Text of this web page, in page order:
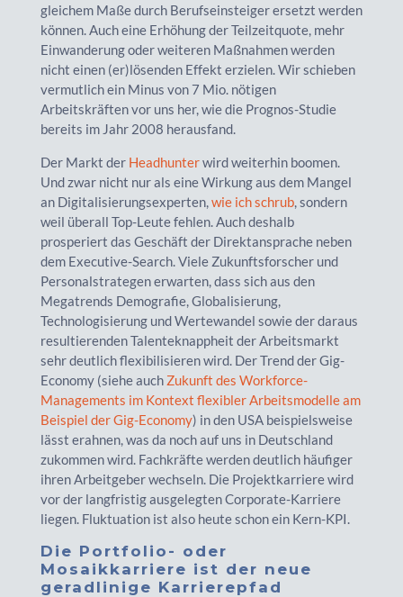
gleichem Maße durch Berufseinsteiger ersetzt werden
können. Auch eine Erhöhung der Teilzeitquote, mehr
Einwanderung oder weiteren Maßnahmen werden
nicht einen (er)lösenden Effekt erzielen. Wir schieben
vermutlich ein Minus von 7 Mio. nötigen
Arbeitskräften vor uns her, wie die Prognos-Studie
bereits im Jahr 2008 herausfand.
Der Markt der Headhunterwird weiterhin boomen.
Und zwar nicht nur als eine Wirkung aus dem Mangel
an Digitalisierungsexperten, wie ich schrub, sondern
weil überall Top-Leute fehlen. Auch deshalb
prosperiert das Geschäft der Direktansprache neben
dem Executive-Search. Viele Zukunftsforscher und
Personalstrategen erwarten, dass sich aus den
Megatrends Demografie, Globalisierung,
Technologisierung und Wertewandel sowie der daraus
resultierenden Talenteknappheit der Arbeitsmarkt
sehr deutlich flexibilisieren wird. Der Trend der Gig-
Economy (siehe auch Zukunft des Workforce-
Managements im Kontext flexibler Arbeitsmodelle am
Beispiel der Gig-Economy) in den USA beispielsweise
lässt erahnen, was da noch auf uns in Deutschland
zukommen wird. Fachkräfte werden deutlich häufiger
ihren Arbeitgeber wechseln. Die Projektkarriere wird
vor der langfristig ausgelegten Corporate-Karriere
liegen. Fluktuation ist also heute schon ein Kern-KPI.
Die Portfolio- oder
Mosaikkarriere ist der neue
geradlinige Karrierepfad